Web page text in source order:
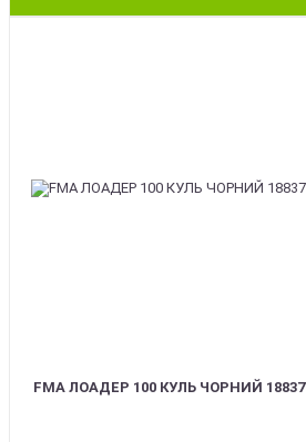
FMA ЛОАДЕР 100 КУЛЬ ЧОРНИЙ 18837